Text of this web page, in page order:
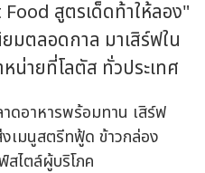
สูตรเด็ดท้าให้ลอง"
ตลอดกาล มาเสิร์ฟใน
น่ายที่โลตัส ทั่วประเทศ